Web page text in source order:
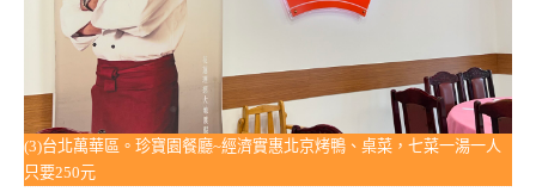
(3)台北萬華區。珍寶園餐廳~經濟實惠北京烤鴨、桌菜，七菜一湯一人
只要250元